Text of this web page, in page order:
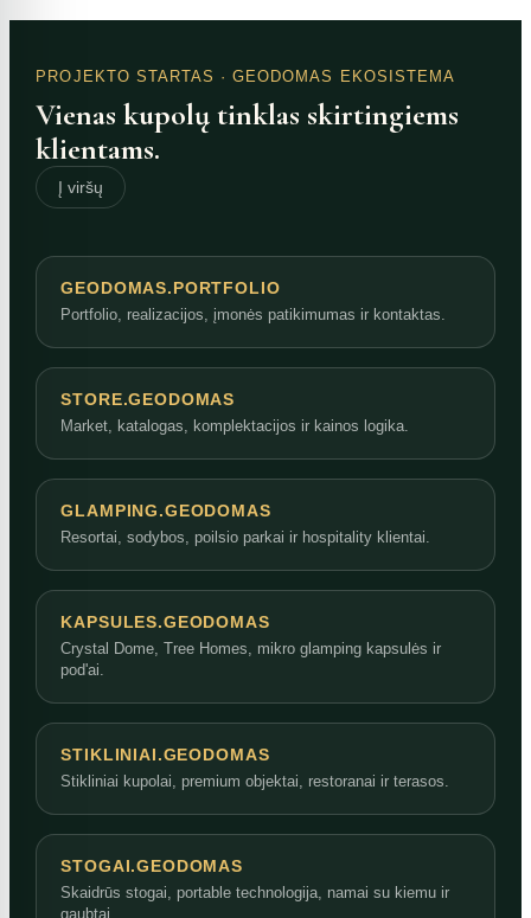
PROJEKTO STARTAS · GEODOMAS EKOSISTEMA
Vienas kupolų tinklas skirtingiems
klientams.
Į viršų
GEODOMAS.PORTFOLIO
Portfolio, realizacijos, įmonės patikimumas ir kontaktas.
STORE.GEODOMAS
Market, katalogas, komplektacijos ir kainos logika.
GLAMPING.GEODOMAS
Resortai, sodybos, poilsio parkai ir hospitality klientai.
KAPSULES.GEODOMAS
Crystal Dome, Tree Homes, mikro glamping kapsulės ir
pod'ai.
STIKLINIAI.GEODOMAS
Stikliniai kupolai, premium objektai, restoranai ir terasos.
STOGAI.GEODOMAS
Skaidrūs stogai, portable technologija, namai su kiemu ir
gaubtai.